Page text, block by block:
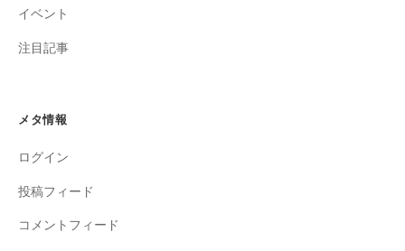
イベント
注目記事
メタ情報
ログイン
投稿フィード
コメントフィード